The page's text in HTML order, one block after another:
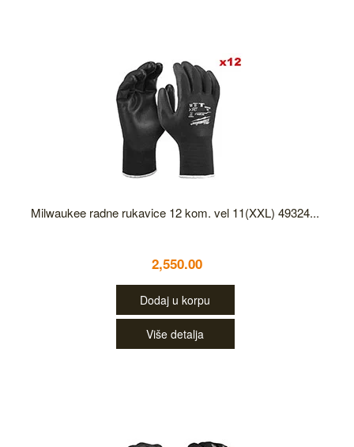
Milwaukee radne rukavice 12 kom. vel 11(XXL) 49324...
2,550.00
Dodaj u korpu
Više detalja